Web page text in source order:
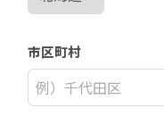
市区町村